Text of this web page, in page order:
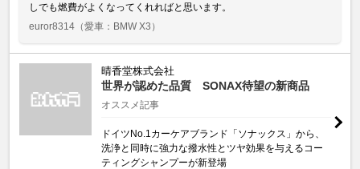
しでも燃費がよくなってくれればと思います。
euror8314 （愛車：BMW X3）
晴香堂株式会社
世界が認めた品質 SONAX待望の新商品
オススメ記事
ドイツNo.1カーケアブランド「ソナックス」から、
洗浄と同時に強力な撥水性とツヤ効果を与えるコー
ティングシャンプーが新登場